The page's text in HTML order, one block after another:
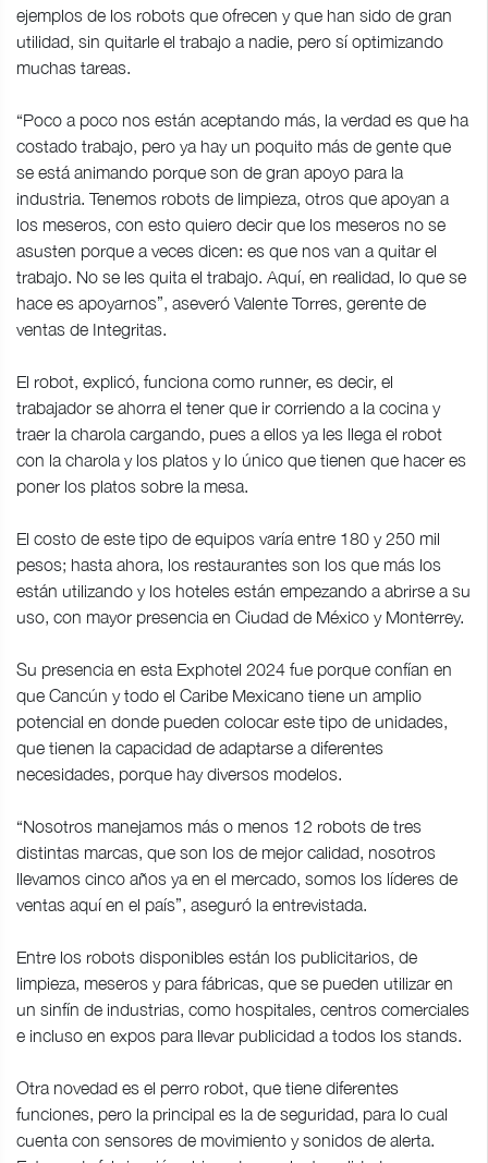
ejemplos de los robots que ofrecen y que han sido de gran
utilidad, sin quitarle el trabajo a nadie, pero sí optimizando
muchas tareas.
“Poco a poco nos están aceptando más, la verdad es que ha
costado trabajo, pero ya hay un poquito más de gente que
se está animando porque son de gran apoyo para la
industria. Tenemos robots de limpieza, otros que apoyan a
los meseros, con esto quiero decir que los meseros no se
asusten porque a veces dicen: es que nos van a quitar el
trabajo. No se les quita el trabajo. Aquí, en realidad, lo que se
hace es apoyarnos”, aseveró Valente Torres, gerente de
ventas de Integritas.
El robot, explicó, funciona como runner, es decir, el
trabajador se ahorra el tener que ir corriendo a la cocina y
traer la charola cargando, pues a ellos ya les llega el robot
con la charola y los platos y lo único que tienen que hacer es
poner los platos sobre la mesa.
El costo de este tipo de equipos varía entre 180 y 250 mil
pesos; hasta ahora, los restaurantes son los que más los
están utilizando y los hoteles están empezando a abrirse a su
uso, con mayor presencia en Ciudad de México y Monterrey.
Su presencia en esta Exphotel 2024 fue porque confían en
que Cancún y todo el Caribe Mexicano tiene un amplio
potencial en donde pueden colocar este tipo de unidades,
que tienen la capacidad de adaptarse a diferentes
necesidades, porque hay diversos modelos.
“Nosotros manejamos más o menos 12 robots de tres
distintas marcas, que son los de mejor calidad, nosotros
llevamos cinco años ya en el mercado, somos los líderes de
ventas aquí en el país”, aseguró la entrevistada.
Entre los robots disponibles están los publicitarios, de
limpieza, meseros y para fábricas, que se pueden utilizar en
un sinfín de industrias, como hospitales, centros comerciales
e incluso en expos para llevar publicidad a todos los stands.
Otra novedad es el perro robot, que tiene diferentes
funciones, pero la principal es la de seguridad, para lo cual
cuenta con sensores de movimiento y sonidos de alerta.